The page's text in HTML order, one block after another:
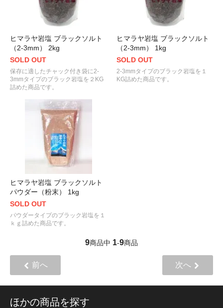
ヒマラヤ岩塩 ブラックソルト
（2-3mm） 2kg
SOLD OUT
保存に適したチャック付き袋に2-
3mmタイプのブラック岩塩を２KG
詰めた商品です。
ヒマラヤ岩塩 ブラックソルト
（2-3mm） 1kg
SOLD OUT
2-3mmタイプのブラック岩塩を１
KG詰めた商品です。
ヒマラヤ岩塩 ブラックソルト
パウダー（粉末） 1kg
SOLD OUT
パウダータイプのブラック岩塩を１
ｋｇ詰めた商品です。
9商品中 1-9商品
前へ 次へ
ほかの商品を探す